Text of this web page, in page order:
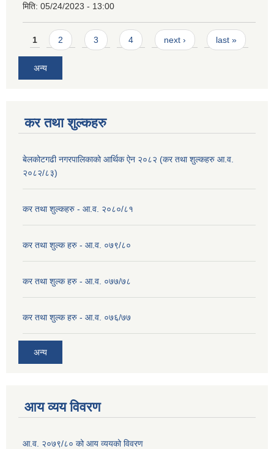
मिति: 05/24/2023 - 13:00
Pages
1 2 3 4 next › last »
अन्य
कर तथा शुल्कहरु
बेलकोटगढी नगरपालिकाको आर्थिक ऐन २०८२ (कर तथा शुल्कहरु आ.व.
२०८२/८३)
कर तथा शुल्कहरु - आ.व. २०८०/८१
कर तथा शुल्क हरु - आ.व. ०७९/८०
कर तथा शुल्क हरु - आ.व. ०७७/७८
कर तथा शुल्क हरु - आ.व. ०७६/७७
अन्य
आय व्यय विवरण
आ.व. २०७९/८० को आय व्ययको विवरण